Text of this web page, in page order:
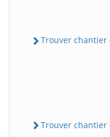
Trouver chantier
Trouver chantier